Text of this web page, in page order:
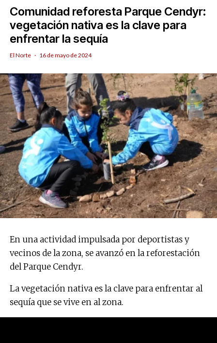
Comunidad reforesta Parque Cendyr:
vegetación nativa es la clave para
enfrentar la sequía
El Norte · 16 de mayo de 2024
En una actividad impulsada por deportistas y
vecinos de la zona, se avanzó en la reforestación
del Parque Cendyr.
La vegetación nativa es la clave para enfrentar al
sequía que se vive en al zona.